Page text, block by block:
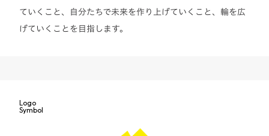
ていくこと、自分たちで未来を作り上げていくこと、輪を広
げていくことを目指します。
Logo
Symbol